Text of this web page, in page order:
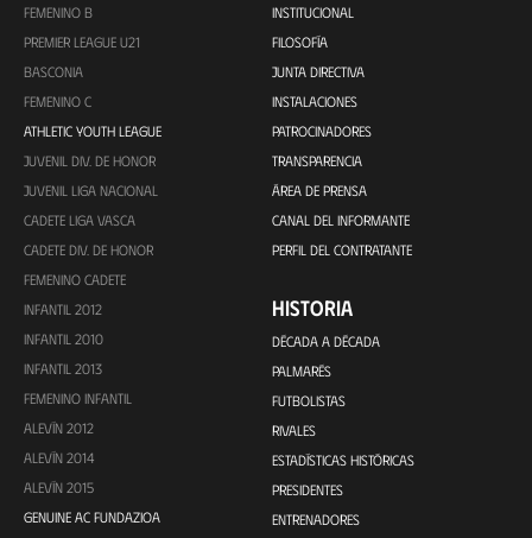
FEMENINO B
PREMIER LEAGUE U21
BASCONIA
FEMENINO C
ATHLETIC YOUTH LEAGUE
JUVENIL DIV. DE HONOR
JUVENIL LIGA NACIONAL
CADETE LIGA VASCA
CADETE DIV. DE HONOR
FEMENINO CADETE
INFANTIL 2012
INFANTIL 2010
INFANTIL 2013
FEMENINO INFANTIL
ALEVÍN 2012
ALEVÍN 2014
ALEVÍN 2015
GENUINE AC FUNDAZIOA
INSTITUCIONAL
FILOSOFÍA
JUNTA DIRECTIVA
INSTALACIONES
PATROCINADORES
TRANSPARENCIA
ÁREA DE PRENSA
CANAL DEL INFORMANTE
PERFIL DEL CONTRATANTE
HISTORIA
DÉCADA A DÉCADA
PALMARÉS
FUTBOLISTAS
RIVALES
ESTADÍSTICAS HISTÓRICAS
PRESIDENTES
ENTRENADORES